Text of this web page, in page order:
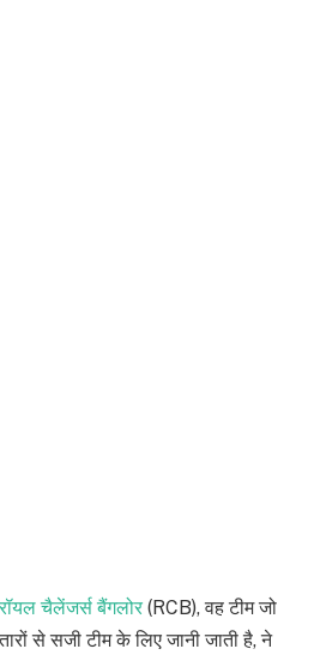
रॉयल चैलेंजर्स बैंगलोर (RCB), वह टीम जो
से सजी टीम के लिए जानी जाती है, ने